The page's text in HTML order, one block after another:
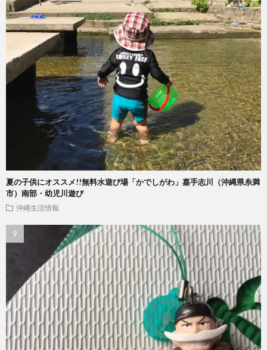
夏の子供にオススメ!!無料水遊び場「かでしがわ」嘉手志川（沖縄県糸満
市）南部・幼児川遊び
沖縄生活情報